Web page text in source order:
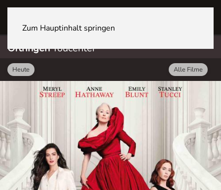
Zum Hauptinhalt springen
OftringenYoucenter
Heute Alle Filme